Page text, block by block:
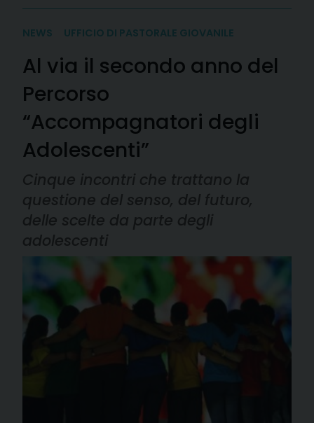
NEWS UFFICIO DI PASTORALE GIOVANILE
Al via il secondo anno del
Percorso
“Accompagnatori degli
Adolescenti”
Cinque incontri che trattano la
questione del senso, del futuro,
delle scelte da parte degli
adolescenti